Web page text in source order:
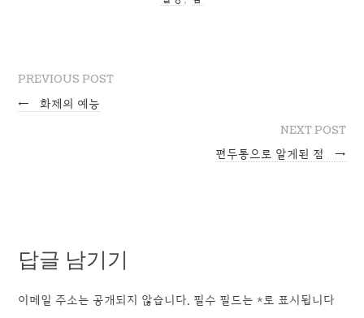
PREVIOUS POST
← 화제의 예능
NEXT POST
편두통으로 알게된 점 →
답글 남기기
이메일 주소는 공개되지 않습니다. 필수 필드는 *로 표시됩니다